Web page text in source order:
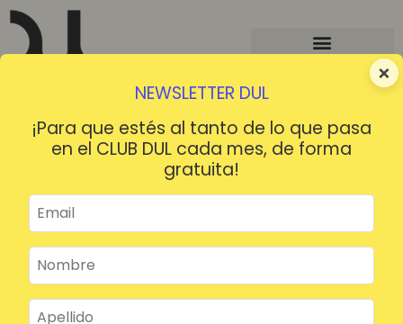
×
NEWSLETTER DUL
¡Para que estés al tanto de lo que pasa
en el CLUB DUL cada mes, de forma
gratuita!
¡HOLA!